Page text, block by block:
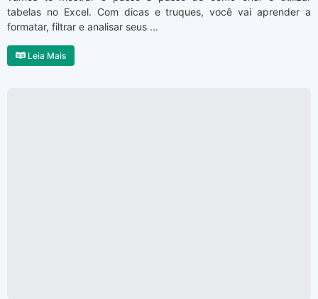
tabelas no Excel. Com dicas e truques, você vai aprender a
formatar, filtrar e analisar seus ...
Leia Mais